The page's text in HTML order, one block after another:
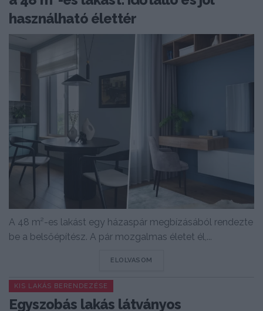
használható élettér
A 48 m²-es lakást egy házaspár megbízásából rendezte
be a belsőépítész. A pár mozgalmas életet él,...
ELOLVASOM
KIS LAKÁS BERENDEZÉSE
Egyszobás lakás látványos